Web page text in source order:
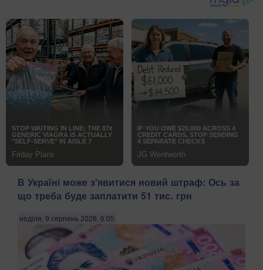
В Україні може з'явитися новий штраф: Ось за
що треба буде заплатити 51 тис. грн
неділя, 9 серпень 2026, 6:05